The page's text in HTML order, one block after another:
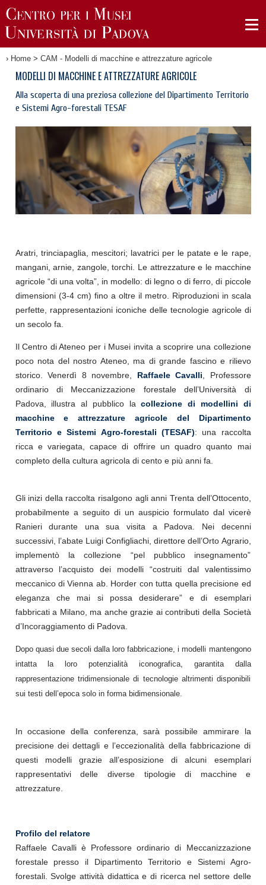
› Home > CAM - Modelli di macchine e attrezzature agricole
MODELLI DI MACCHINE E ATTREZZATURE AGRICOLE
Alla scoperta di una preziosa collezione del Dipartimento Territorio
e Sistemi Agro-forestali TESAF
Aratri, trinciapaglia, mescitori; lavatrici per le patate e le rape,
mangani, arnie, zangole, torchi. Le attrezzature e le macchine
agricole “di una volta”, in modello: di legno o di ferro, di piccole
dimensioni (3-4 cm) fino a oltre il metro. Riproduzioni in scala
perfette, rappresentazioni iconiche delle tecnologie agricole di
un secolo fa.
Il Centro di Ateneo per i Musei invita a scoprire una collezione
poco nota del nostro Ateneo, ma di grande fascino e rilievo
storico. Venerdì 8 novembre, Raffaele Cavalli, Professore
ordinario di Meccanizzazione forestale dell’Università di
Padova, illustra al pubblico lacollezione di modellini di
macchine e attrezzature agricole del Dipartimento
Territorio e Sistemi Agro-forestali (TESAF): una raccolta
ricca e variegata, capace di offrire un quadro quanto mai
completo della cultura agricola di cento e più anni fa.
Gli inizi della raccolta risalgono agli anni Trenta dell’Ottocento,
probabilmente a seguito di un auspicio formulato dal vicerè
Ranieri durante una sua visita a Padova. Nei decenni
successivi, l’abate Luigi Configliachi, direttore dell’Orto Agrario,
implementò la collezione “pel pubblico insegnamento”
attraverso l’acquisto dei modelli “costruiti dal valentissimo
meccanico di Vienna ab. Horder con tutta quella precisione ed
eleganza che mai si possa desiderare” e di esemplari
fabbricati a Milano, ma anche grazie ai contributi della Società
d’Incoraggiamento di Padova.
Dopo quasi due secoli dalla loro fabbricazione, i modelli mantengono
intatta la loro potenzialità iconografica, garantita dalla
rappresentazione tridimensionale di tecnologie altrimenti disponibili
sui testi dell’epoca solo in forma bidimensionale.
In occasione della conferenza, sarà possibile ammirare la
precisione dei dettagli e l’eccezionalità della fabbricazione di
questi modelli grazie all’esposizione di alcuni esemplari
rappresentativi delle diverse tipologie di macchine e
attrezzature.
Profilo del relatore
Raffaele Cavalli è Professore ordinario di Meccanizzazione
forestale presso il Dipartimento Territorio e Sistemi Agro-
forestali. Svolge attività didattica e di ricerca nel settore delle